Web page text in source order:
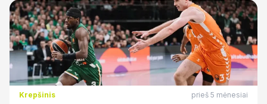
Krepšinis prieš 5 mėnesiai